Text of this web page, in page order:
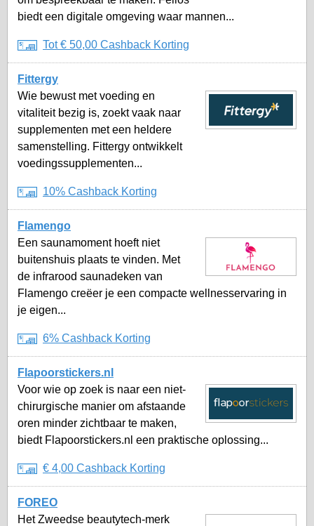
biedt een digitale omgeving waar mannen...
Tot € 50,00 Cashback Korting
Fittergy
Wie bewust met voeding en
vitaliteit bezig is, zoekt vaak naar
supplementen met een heldere
samenstelling. Fittergy ontwikkelt
voedingssupplementen...
10% Cashback Korting
Flamengo
Een saunamoment hoeft niet
buitenshuis plaats te vinden. Met
de infrarood saunadeken van
Flamengo creëer je een compacte wellnesservaring in
je eigen...
6% Cashback Korting
Flapoorstickers.nl
Voor wie op zoek is naar een niet-
chirurgische manier om afstaande
oren minder zichtbaar te maken,
biedt Flapoorstickers.nl een praktische oplossing...
€ 4,00 Cashback Korting
FOREO
Het Zweedse beautytech-merk